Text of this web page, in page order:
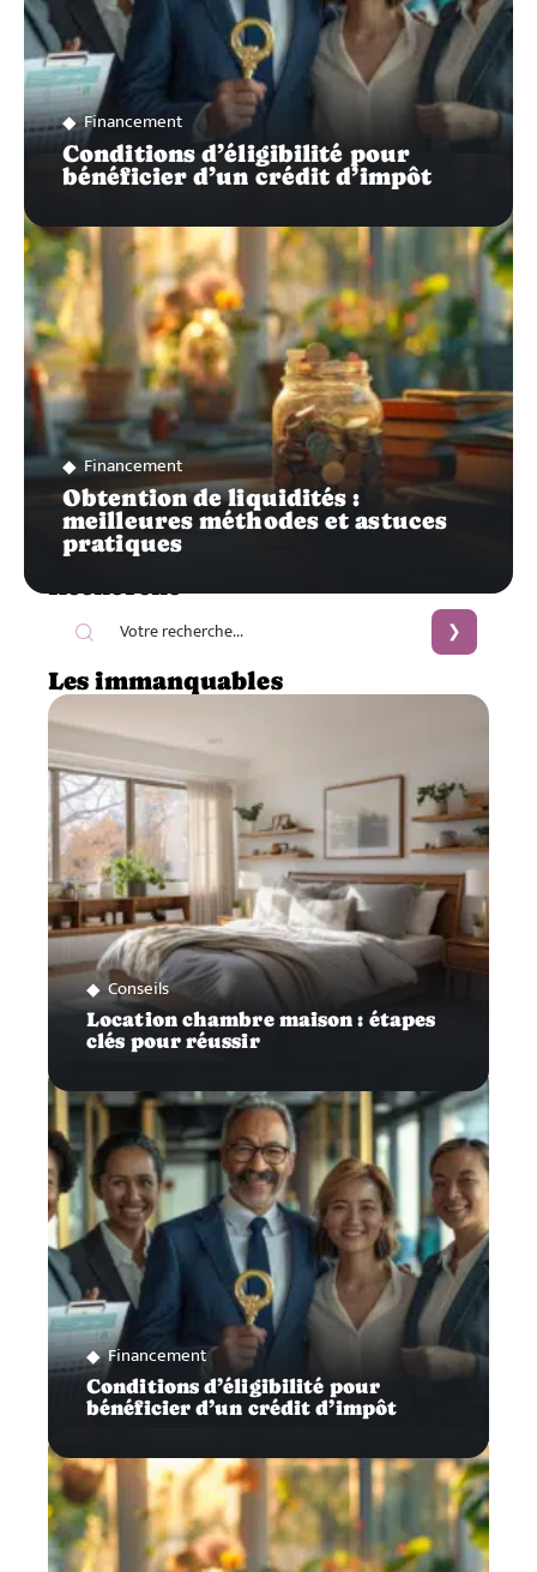
Financement
Conditions d’éligibilité pour
bénéficier d’un crédit d’impôt
Financement
Obtention de liquidités :
meilleures méthodes et astuces
pratiques
Recherche
Les immanquables
Conseils
Location chambre maison : étapes
clés pour réussir
Financement
Conditions d’éligibilité pour
bénéficier d’un crédit d’impôt